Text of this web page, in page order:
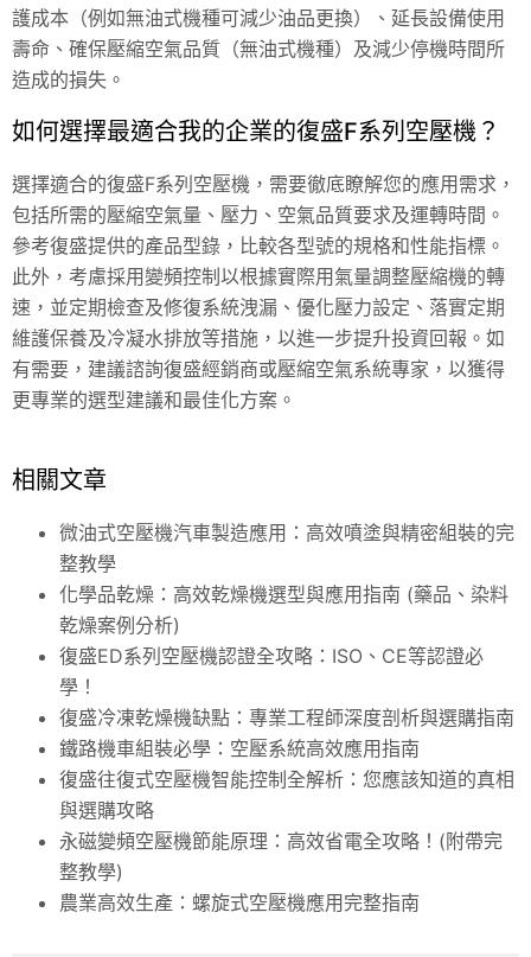
護成本（例如無油式機種可減少油品更換）、延長設備使用
壽命、確保壓縮空氣品質（無油式機種）及減少停機時間所
造成的損失。
如何選擇最適合我的企業的復盛F系列空壓機？
選擇適合的復盛F系列空壓機，需要徹底瞭解您的應用需求，
包括所需的壓縮空氣量、壓力、空氣品質要求及運轉時間。
參考復盛提供的產品型錄，比較各型號的規格和性能指標。
此外，考慮採用變頻控制以根據實際用氣量調整壓縮機的轉
速，並定期檢查及修復系統洩漏、優化壓力設定、落實定期
維護保養及冷凝水排放等措施，以進一步提升投資回報。如
有需要，建議諮詢復盛經銷商或壓縮空氣系統專家，以獲得
更專業的選型建議和最佳化方案。
相關文章
微油式空壓機汽車製造應用：高效噴塗與精密組裝的完
整教學
化學品乾燥：高效乾燥機選型與應用指南 (藥品、染料
乾燥案例分析)
復盛ED系列空壓機認證全攻略：ISO、CE等認證必
學！
復盛冷凍乾燥機缺點：專業工程師深度剖析與選購指南
鐵路機車組裝必學：空壓系統高效應用指南
復盛往復式空壓機智能控制全解析：您應該知道的真相
與選購攻略
永磁變頻空壓機節能原理：高效省電全攻略！(附帶完
整教學)
農業高效生產：螺旋式空壓機應用完整指南